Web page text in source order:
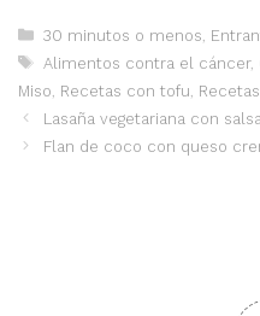
Categorías
30 minutos o menos
Etiquetas
Alimentos contra el cáncer,
Miso Recetas con tofu
Lasaña vegetariana con
Flan de coco con queso